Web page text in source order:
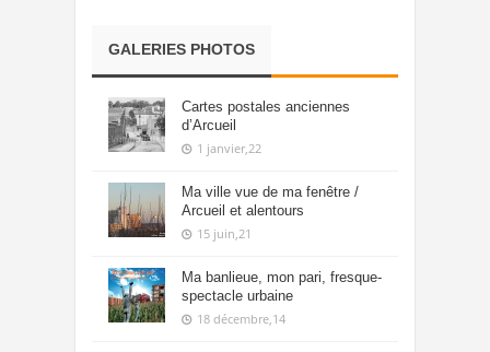
GALERIES PHOTOS
Cartes postales anciennes
d’Arcueil
1 janvier,22
Ma ville vue de ma fenêtre /
Arcueil et alentours
15 juin,21
Ma banlieue, mon pari, fresque-
spectacle urbaine
18 décembre,14